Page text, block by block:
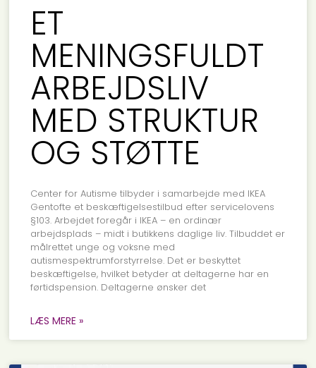
ET
MENINGSFULDT
ARBEJDSLIV
MED STRUKTUR
OG STØTTE
Center for Autisme tilbyder i samarbejde med IKEA
Gentofte et beskæftigelsestilbud efter servicelovens
§103. Arbejdet foregår i IKEA – en ordinær
arbejdsplads – midt i butikkens daglige liv. Tilbuddet er
målrettet unge og voksne med
autismespektrumforstyrrelse. Det er beskyttet
beskæftigelse, hvilket betyder at deltagerne har en
førtidspension. Deltagerne ønsker det
LÆS MERE »